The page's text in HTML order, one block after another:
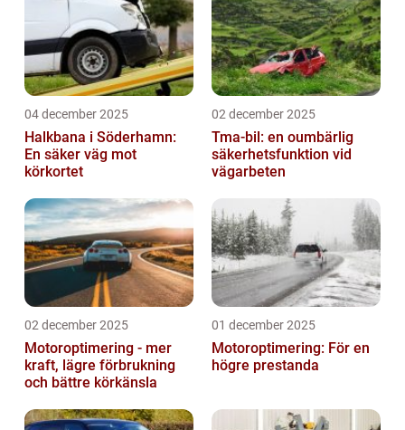
04 december 2025
Halkbana i Söderhamn:
En säker väg mot
körkortet
02 december 2025
Tma-bil: en oumbärlig
säkerhetsfunktion vid
vägarbeten
02 december 2025
Motoroptimering - mer
kraft, lägre förbrukning
och bättre körkänsla
01 december 2025
Motoroptimering: För en
högre prestanda